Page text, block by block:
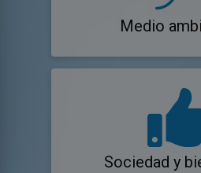
Medio
Sociedad y